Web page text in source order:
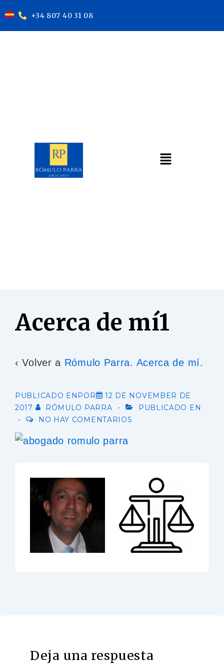
+34 807 40 31 08
Acerca de mí1
‹ Volver a Rómulo Parra. Acerca de mí.
PUBLICADO ENPOR
12 DE NOVEMBER DE
2017
RÓMULO PARRA
PUBLICADO EN
NO HAY COMENTARIOS
Deja una respuesta